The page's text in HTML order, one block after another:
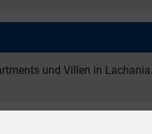
und Villen in